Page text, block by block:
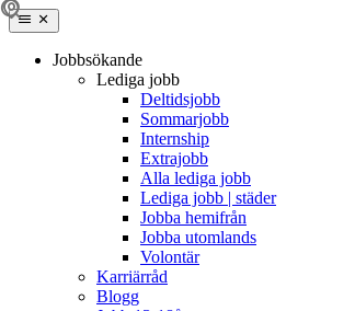
Jobbsökande
Lediga jobb
Deltidsjobb
Sommarjobb
Internship
Extrajobb
Alla lediga jobb
Lediga jobb | städer
Jobba hemifrån
Jobba utomlands
Volontär
Karriärråd
Blogg